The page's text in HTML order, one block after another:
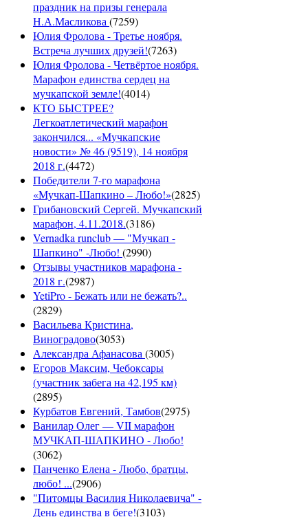
праздник на призы генерала
Н.А.Масликова(7259)
Юлия Фролова - Третье ноября.
Встреча лучших друзей!(7263)
Юлия Фролова - Четвёртое ноября.
Марафон единства сердец на
мучкапской земле!(4014)
КТО БЫСТРЕЕ?
Легкоатлетический марафон
закончился... «Мучкапские
новости» № 46 (9519), 14 ноября
2018 г.(4472)
Победители 7-го марафона
«Мучкап-Шапкино – Любо!»(2825)
Грибановский Сергей. Мучкапский
марафон, 4.11.2018.(3186)
Vernadka runclub — "Мучкап -
Шапкино" -Любо! (2990)
Отзывы участников марафона -
2018 г.(2987)
YetiPro - Бежать или не бежать?..
(2829)
Васильева Кристина,
Виноградово(3053)
Александра Афанасова(3005)
Егоров Максим, Чебоксары
(участник забега на 42,195 км)
(2895)
Курбатов Евгений, Тамбов(2975)
Ванилар Олег — VII марафон
МУЧКАП-ШАПКИНО - Любо!
(3062)
Панченко Елена - Любо, братцы,
любо! ...(2906)
"Питомцы Василия Николаевича" -
День единства в беге!(3103)